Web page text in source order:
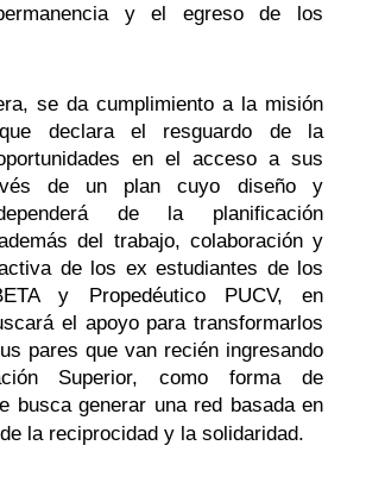
y el egreso de los
se da cumplimiento a la misión
que declara el resguardo de la
en el acceso a sus
de un plan cuyo diseño y
de la planificación
del trabajo, colaboración y
de los ex estudiantes de los
y Propedéutico PUCV, en
el apoyo para transformarlos
pares que van recién ingresando
Superior, como forma de
busca generar una red basada en
la reciprocidad y la solidaridad.